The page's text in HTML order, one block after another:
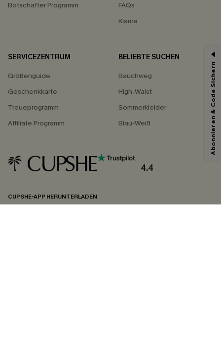
Botschafter Programm
FAQs
Klarna
SERVICEZENTRUM
Größenguide
Geschenkkarte
Treueprogramm
Affiliate Programm
BELIEBTE SUCHEN
Bauchweg
High-Waist
Sommerkleider
Blau-Weiß
4.4
CUPSHE-APP HERUNTERLADEN
15% ERHALTEN
15% ohne MBW für E-Mail-Abonnenten.
*Ein Code pro Bestellung. Jeder Code ist einmal gültig.
undDatenschutzbestimmungen. Sie können sich jederzeit abmelden.
Abonnieren & Code Sichern